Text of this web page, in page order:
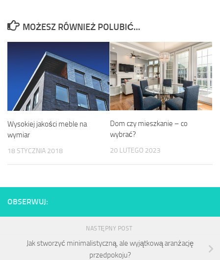
MOŻESZ RÓWNIEŻ POLUBIĆ…
Wysokiej jakości meble na
wymiar
18 STYCZNIA 2018
Dom czy mieszkanie – co
wybrać?
20 LUTEGO 2023
OBSERWUJ:
NASTĘPNY POST
Jak stworzyć minimalistyczną, ale wyjątkową aranżację
przedpokoju?